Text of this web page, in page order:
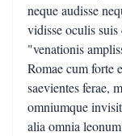
neque audisse
vidisse oculis
"venationis
Romae cum forte
saevientes ferae,
omniumque
alia omnia